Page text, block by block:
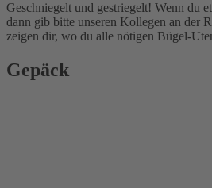
Geschniegelt und gestriegelt! Wenn du
dann gib bitte unseren Kollegen an der
zeigen dir, wo du alle nötigen Bügel-
Gepäck